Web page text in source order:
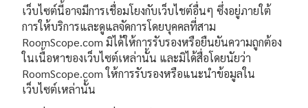
เว็บไซต์นี้อาจมีการเชื่อมโยงกับเว็บไชต์อื่นๆ ซึ่งอยู่ภายใต้
การให้บริการและดูแลจัดการโดยบุคคลที่สาม
RoomScope.com มิได้ให้การรับรองหรือยืนยันความถูกต้อง
ในเนื้อหาของเว็บไซต์เหล่านั้น และมิได้สื่อโดยนัยว่า
RoomScope.com ให้การรับรองหรือแนะนำข้อมูลใน
เว็บไซต์เหล่านั้น